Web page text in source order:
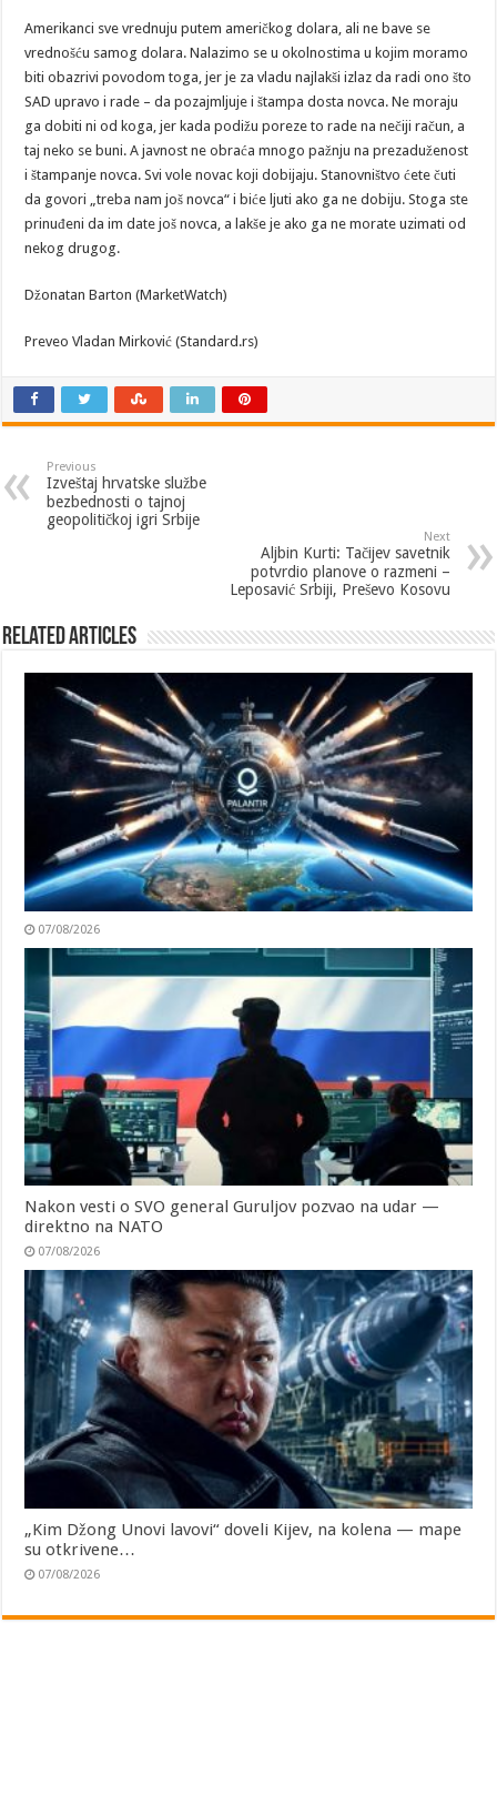
Amerikanci sve vrednuju putem američkog dolara, ali ne bave se
vrednošću samog dolara. Nalazimo se u okolnostima u kojim moramo
biti obazrivi povodom toga, jer je za vladu najlakši izlaz da radi ono što
SAD upravo i rade – da pozajmljuje i štampa dosta novca. Ne moraju
ga dobiti ni od koga, jer kada podižu poreze to rade na nečiji račun, a
taj neko se buni. A javnost ne obraća mnogo pažnju na prezaduženost
i štampanje novca. Svi vole novac koji dobijaju. Stanovništvo ćete čuti
da govori „treba nam još novca“ i biće ljuti ako ga ne dobiju. Stoga ste
prinuđeni da im date još novca, a lakše je ako ga ne morate uzimati od
nekog drugog.
Džonatan Barton (MarketWatch)
Preveo Vladan Mirković (Standard.rs)
Previous
Izveštaj hrvatske službe
bezbednosti o tajnoj
geopolitičkoj igri Srbije
Next
Aljbin Kurti: Tačijev savetnik
potvrdio planove o razmeni –
Leposavić Srbiji, Preševo Kosovu
Related Articles
07/08/2026
Nakon vesti o SVO general Guruljov pozvao na udar —
direktno na NATO
07/08/2026
„Kim Džong Unovi lavovi“ doveli Kijev, na kolena — mape
su otkrivene…
07/08/2026